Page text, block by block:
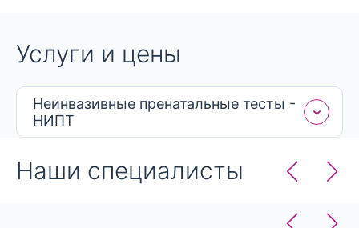
Синдром Патау (трисомия 13-й хромосомы),
(синдром Тернера, Клайнфельтера, трисомия Х-
хромосомы, дисомия Y-хромосомы)
Триплоидия
Синдром делеции 1p36
Услуги и цены
Неинвазивные пренатальные тесты -
НИПТ
Наши специалисты